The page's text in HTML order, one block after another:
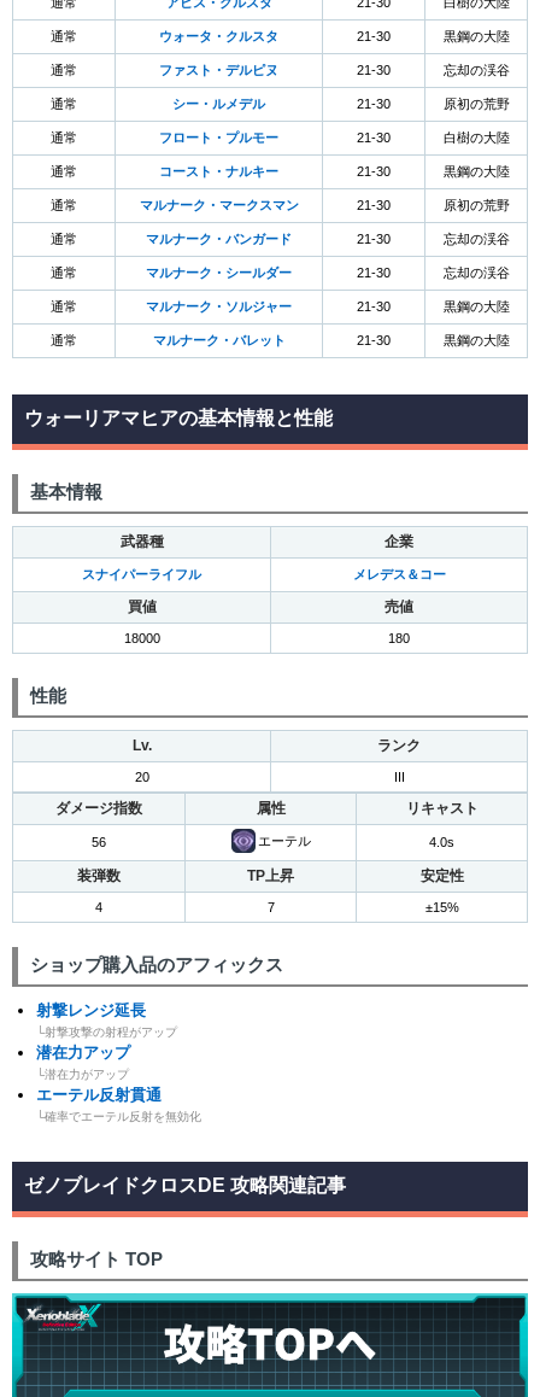
通常 ウォータ・クルスタ 21-30 黒鋼の大陸
通常 ファスト・デルピヌ 21-30 忘却の渓谷
通常 シー・ルメデル 21-30 原初の荒野
通常 フロート・プルモー 21-30 白樹の大陸
通常 コースト・ナルキー 21-30 黒鋼の大陸
通常 マルナーク・マークスマン 21-30 原初の荒野
通常 マルナーク・バンガード 21-30 忘却の渓谷
通常 マルナーク・シールダー 21-30 忘却の渓谷
通常 マルナーク・ソルジャー 21-30 黒鋼の大陸
通常 マルナーク・バレット 21-30 黒鋼の大陸
ウォーリアマヒアの基本情報と性能
基本情報
武器種 企業
スナイパーライフル メレデス＆コー
買値 売値
18000 180
性能
Lv. ランク
20
ダメージ指数 属性 リキャスト
56 エーテル 4.0s
装弾数 TP上昇 安定性
4 7 ±15%
ショップ購入品のアフィックス
射撃レンジ延長
└射撃攻撃の射程がアップ
潜在力アップ
└潜在力がアップ
エーテル反射貫通
└確率でエーテル反射を無効化
ゼノブレイドクロスDE 攻略関連記事
攻略サイト TOP